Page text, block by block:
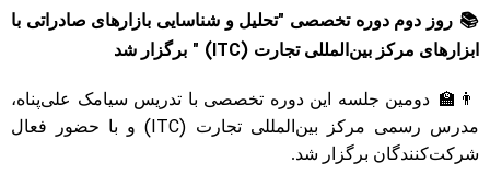
📚 روز دوم دوره تخصصی "تحلیل و شناسایی بازارهای صادراتی با
ابزارهای مرکز بین‌المللی تجارت (ITC)
" برگزار شد
👨
🏫 دومین جلسه این دوره تخصصی با تدریس سیامک علی‌پناه،
مدرس رسمی مرکز بین‌المللی تجارت (ITC)
و با حضور فعال
شرکت‌کنندگان برگزار شد.